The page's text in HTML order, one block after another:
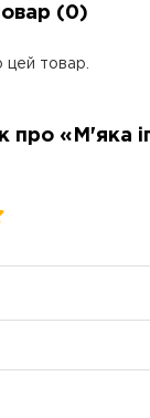
(0)
цей товар.
про «М'яка